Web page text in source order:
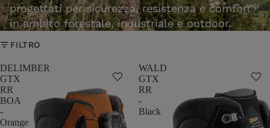
progettati per sicurezza, resistenza e comfort
in ambito forestale, industriale e outdoor.
FILTRO
DELIMBER
GTX
RR
BOA
-
Orange
WALD
GTX
RR
-
Black